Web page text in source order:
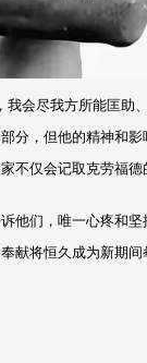
会尽我方所能匡助
分，但他的精神和
不仅会记取克劳福
他们，唯一心疼和
献将恒久成为新期